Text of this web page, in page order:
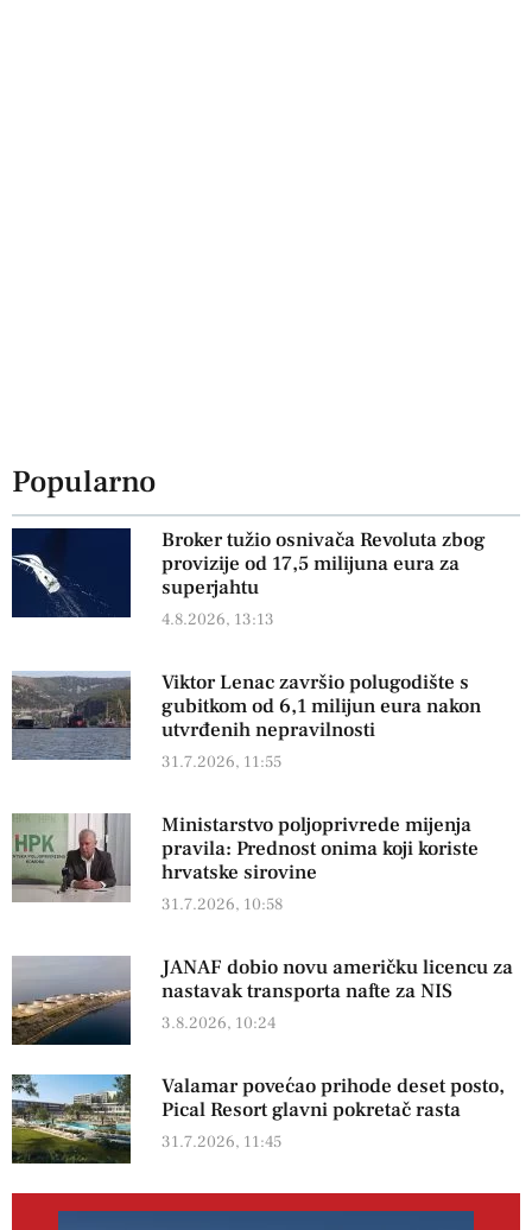
Popularno
Broker tužio osnivača Revoluta zbog
provizije od 17,5 milijuna eura za
superjahtu
4.8.2026, 13:13
Viktor Lenac završio polugodište s
gubitkom od 6,1 milijun eura nakon
utvrđenih nepravilnosti
31.7.2026, 11:55
Ministarstvo poljoprivrede mijenja
pravila: Prednost onima koji koriste
hrvatske sirovine
31.7.2026, 10:58
JANAF dobio novu američku licencu za
nastavak transporta nafte za NIS
3.8.2026, 10:24
Valamar povećao prihode deset posto,
Pical Resort glavni pokretač rasta
31.7.2026, 11:45